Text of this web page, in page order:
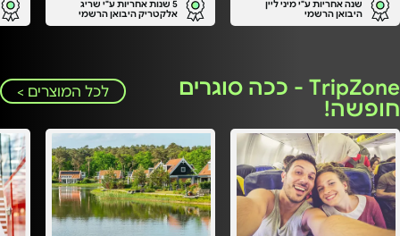
שנה אחריות ע"י מיני ליין
היבואן הרשמי
5 שנות אחריות ע"י שריג
אלקטריק היבואן הרשמי
TripZone - ככה סוגרים
חופשה!
לכל המוצרים >